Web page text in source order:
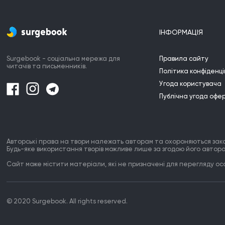
Surgebook - соціальна мережа для
читачів та письменників.
ІНФОРМАЦІЯ
Правила сайту
Політика
Угода користувача
Публічна угода
Авторські права на твори належать авторам та охороняються
Будь-яке використання творів можливе лише за згодою його
Сайт може містити матеріали, які не призначені для перегляду
© 2020 Surgebook. All rights reserved.